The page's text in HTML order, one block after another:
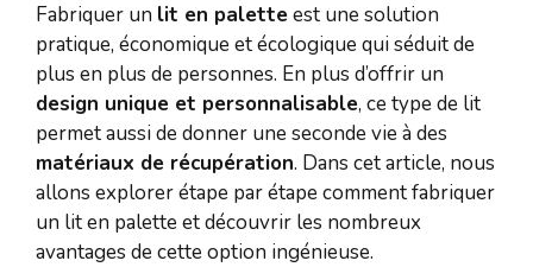
Fabriquer un lit en palette est une solution
pratique, économique et écologique qui séduit de
plus en plus de personnes. En plus d’offrir un
design unique et personnalisable, ce type de lit
permet aussi de donner une seconde vie à des
matériaux de récupération. Dans cet article, nous
allons explorer étape par étape comment fabriquer
un lit en palette et découvrir les nombreux
avantages de cette option ingénieuse.